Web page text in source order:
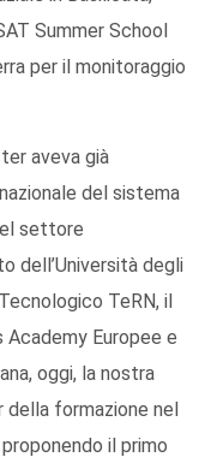
Summer School
per il monitoraggio
aveva già
del sistema
settore
dell’Università degli
TeRN, il
Europee e
oggi, la nostra
formazione nel
il primo